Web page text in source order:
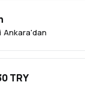
Ankara'dan
TRY